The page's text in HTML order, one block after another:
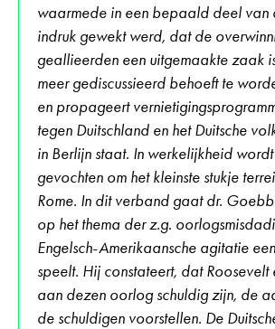
waarmede in een bepaald deel van
indruk gewekt werd, dat de
geallieerden een uitgemaakte zaak
meer gediscussieerd behoeft te
en propageert
tegen Duitschland en het Duitsche
in Berlijn staat. In werkelijkheid
gevochten om het kleinste stukje
Rome. In dit verband gaat dr.
op het thema der z.g.
Engelsch-Amerikaansche agitatie
speelt. Hij constateert, dat Roosevelt
aan dezen oorlog schuldig zijn, de
de schuldigen voorstellen. De